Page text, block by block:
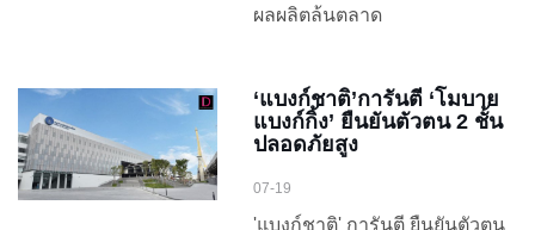
ผลผลิตล้นตลาด
‘แบงก์ชาติ’การันตี ‘โมบาย
แบงก์กิ้ง’ ยืนยันตัวตน 2 ชั้น
ปลอดภัยสูง
07-19
'แบงก์ชาติ' การันตี ยืนยันตัวตน